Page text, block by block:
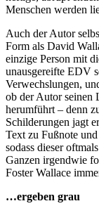
Menschen werden
Auch der Autor
Form als David
einzige Person mit
unausgereifte EDV
Verwechslungen,
ob der Autor seinen
herumführt – denn
Schilderungen jagt
Text zu Fußnote
sodass dieser
Ganzen irgendwie
Foster Wallace
…ergeben grau